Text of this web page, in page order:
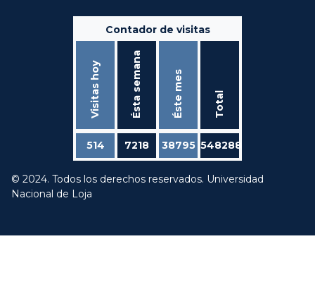
Contador de visitas
Visitas hoy Ésta semana Éste mes Total
514 7218 38795 548288
© 2024. Todos los derechos reservados. Universidad
Nacional de Loja